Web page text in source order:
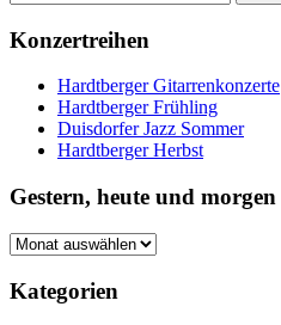
Konzertreihen
Hardtberger Gitarrenkonzerte
Hardtberger Frühling
Duisdorfer Jazz Sommer
Hardtberger Herbst
Gestern, heute und morgen
Gestern,
und
morgen
Kategorien